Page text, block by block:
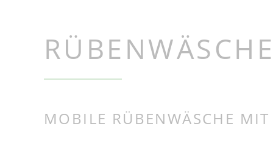
Stationärer
Cleaner Tiger
Mobile Rüben-
MOBILE RÜBENWÄSCHE